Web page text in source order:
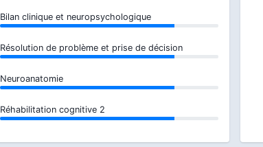
Bilan clinique et neuropsychologique
Résolution de problème et prise de décision
Neuroanatomie
Réhabilitation cognitive 2